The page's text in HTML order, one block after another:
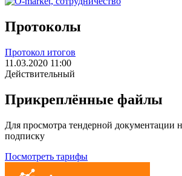
Протоколы
Протокол итогов
11.03.2020 11:00
Действительный
Прикреплённые файлы
Для просмотра тендерной документации
подписку
Посмотреть тарифы